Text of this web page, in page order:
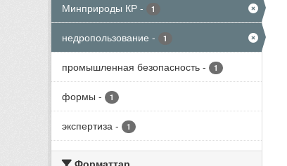
Минприроды КР - 1
недропользование - 1
промышленная безопасность - 1
формы - 1
экспертиза - 1
Форматтар